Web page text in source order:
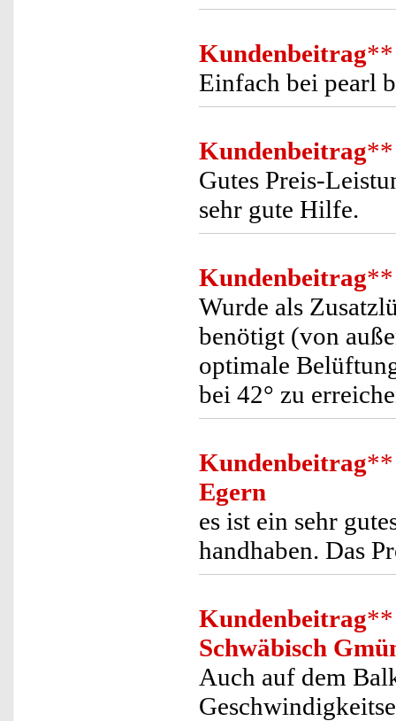
Kundenbeitrag**
Einfach bei pearl
Kundenbeitrag**
Gutes Preis-
sehr gute Hilfe.
Kundenbeitrag**
Wurde als
benötigt (von
optimale
bei 42° zu
Kundenbeitrag**
Egern
es ist ein sehr
handhaben. Das
Kundenbeitrag**
Schwäbisch
Auch auf dem